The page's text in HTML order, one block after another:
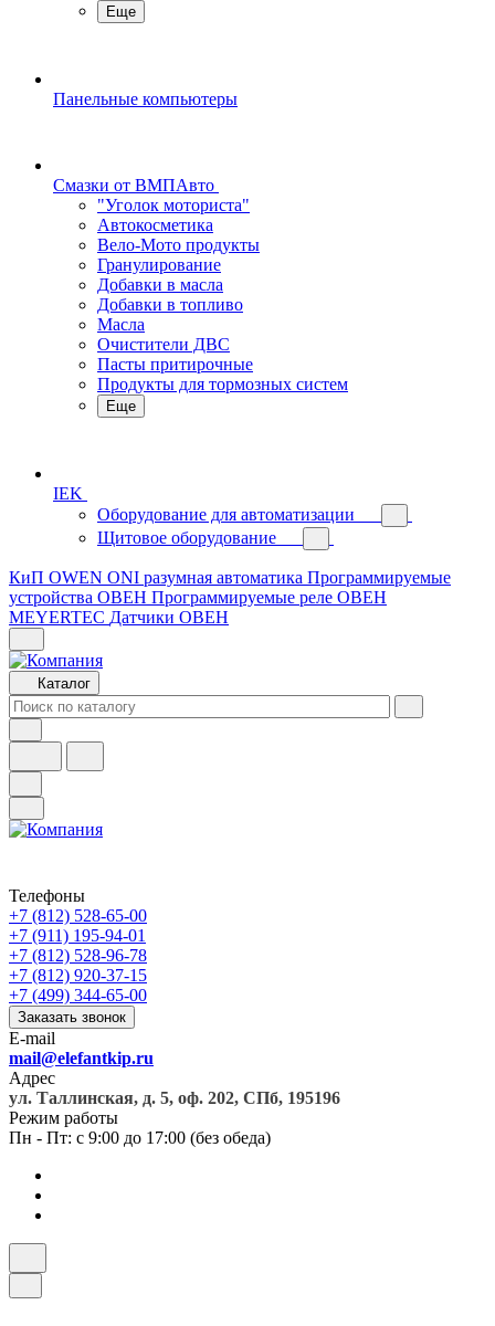
Еще
Панельные компьютеры
Смазки от ВМПАвто
"Уголок моториста"
Автокосметика
Вело-Мото продукты
Гранулирование
Добавки в масла
Добавки в топливо
Масла
Очистители ДВС
Пасты притирочные
Продукты для тормозных систем
Еще
IEK
Оборудование для автоматизации
Щитовое оборудование
КиП OWEN ONI разумная автоматика Программируемые
устройства ОВЕН Программируемые реле ОВЕН
MEYERTEC Датчики ОВЕН
Каталог
Телефоны
+7 (812) 528-65-00
+7 (911) 195-94-01
+7 (812) 528-96-78
+7 (812) 920-37-15
+7 (499) 344-65-00
Заказать звонок
E-mail
mail@elefantkip.ru
Адрес
ул. Таллинская, д. 5, оф. 202, СПб, 195196
Режим работы
Пн - Пт: с 9:00 до 17:00 (без обеда)